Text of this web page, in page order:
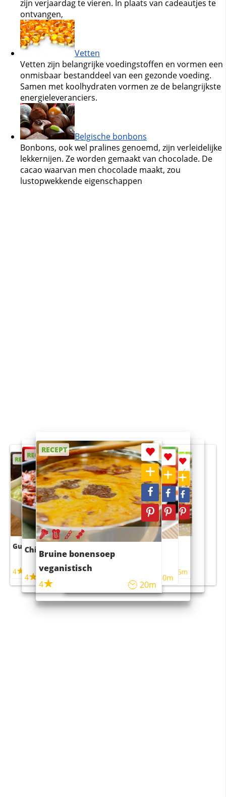
zijn verjaardag te vieren. In plaats van cadeautjes te
ontvangen,
Vetten
Vetten zijn belangrijke voedingstoffen en vormen een
onmisbaar bestanddeel van een gezonde voeding.
Samen met koolhydraten vormen ze de belangrijkste
energieleveranciers.
Belgische bonbons
Bonbons, ook wel pralines genoemd, zijn verleidelijke
lekkernijen. Ze worden gemaakt van chocolade. De
cacao waarvan men chocolade maakt, zou
lustopwekkende eigenschappen
RECEPT
Guacamole
4
RECEPT
Chili con carne
4 45m
RECEPT
Bruine bonensoep
veganistisch
4
20m
RECEPT
Sushi rijstsalade
maaltijdsalade
40m
RECEPT
4 55m